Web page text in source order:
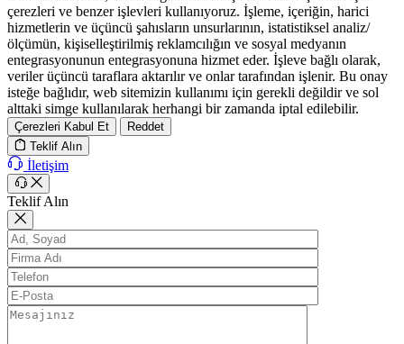
çerezleri ve benzer işlevleri kullanıyoruz. İşleme, içeriğin, harici
hizmetlerin ve üçüncü şahısların unsurlarının, istatistiksel analiz/
ölçümün, kişiselleştirilmiş reklamcılığın ve sosyal medyanın
entegrasyonunun entegrasyonuna hizmet eder. İşleve bağlı olarak,
veriler üçüncü taraflara aktarılır ve onlar tarafından işlenir. Bu onay
isteğe bağlıdır, web sitemizin kullanımı için gerekli değildir ve sol
alttaki simge kullanılarak herhangi bir zamanda iptal edilebilir.
Çerezleri Kabul Et
Reddet
Teklif Alın
İletişim
Teklif Alın